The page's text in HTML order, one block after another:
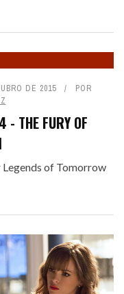
DE 2015
POR
- THE FURY OF
of Tomorrow